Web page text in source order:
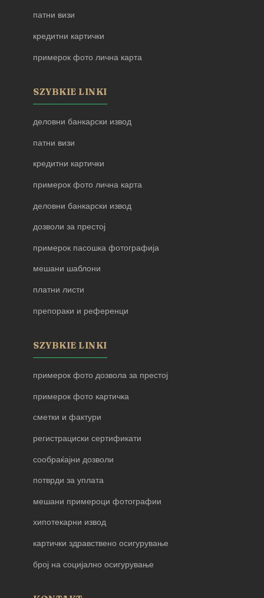
патни визи
кредитни картички
примерок фото лична карта
SZYBKIE LINKI
деловни банкарски извод
патни визи
кредитни картички
примерок фото лична карта
деловни банкарски извод
дозволи за престој
примерок пасошка фотографија
мешани шаблони
платни листи
препораки и референци
SZYBKIE LINKI
примерок фото дозвола за престој
примерок фото картичка
сметки и фактури
регистрациски сертификати
сообраќајни дозволи
потврди за уплата
мешани примероци фотографии
хипотекарни извод
картички здравствено осигурување
број на социјално осигурување